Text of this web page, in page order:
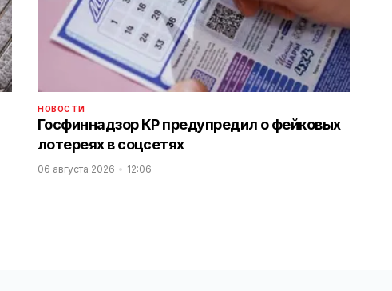
НОВОСТИ
Госфиннадзор КР предупредил о фейковых
лотереях в соцсетях
06 августа 2026 12:06